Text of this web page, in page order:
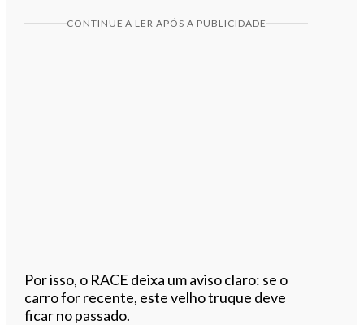
CONTINUE A LER APÓS A PUBLICIDADE
Por isso, o RACE deixa um aviso claro: se o
carro for recente, este velho truque deve
ficar no passado.